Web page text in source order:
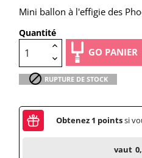
Mini ballon à l'effigie des
Quantité
GO PANIER
 RUPTURE DE STOCK
Obtenez 1 pointssi
vaut